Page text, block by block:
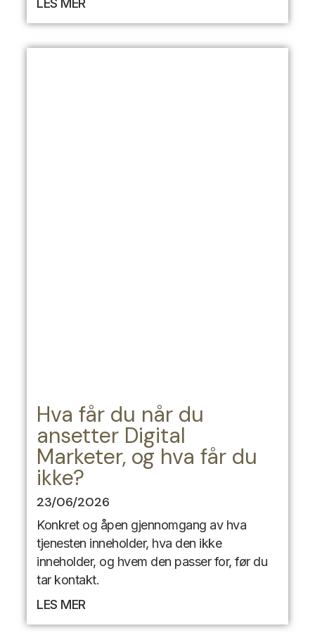
LES MER
Hva får du når du
ansetter Digital
Marketer, og hva får du
ikke?
23/06/2026
Konkret og åpen gjennomgang av hva
tjenesten inneholder, hva den ikke
inneholder, og hvem den passer for, før du
tar kontakt.
LES MER